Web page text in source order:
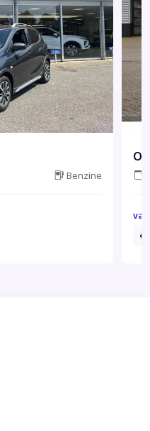
Benzine
va.
€